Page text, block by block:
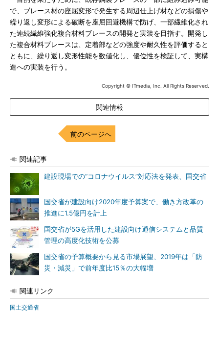
で、ブレース材の座屈変形で発生する周辺仕上げ材などの損傷や
繰り返し変形による破断を座屈回避機構で防げ、一部繊維化され
た連続繊維強化複合材料ブレースの開発と実装を目指す。開発し
た複合材料ブレースは、定着部などの強度や耐久性を評価すると
ともに、繰り返し変形性能を数値化し、優位性を検証して、実構
造への実装を行う。
Copyright © ITmedia, Inc. All Rights Reserved.
関連情報
前のページへ
関連記事
建設現場での“コロナウイルス”対応法を発表、国交省
国交省が建設向け2020年度予算案で、働き方改革の
推進に1.5億円を計上
国交省が5Gを活用した建設向け通信システムと品質
管理の高度化技術を公募
国交省の予算概要から見る市場展望、2019年は「防
災・減災」で前年度比15％の大幅増
関連リンク
国土交通省